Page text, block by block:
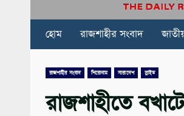
হোম রাজশাহীর সংবাদ
রাজশাহীর সংবাদ শিরোনাম সারাদেশ স্লাইড
রাজশাহীতে